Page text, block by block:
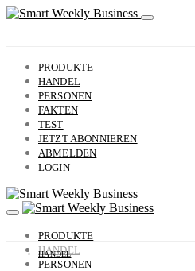
PRODUKTE
HANDEL
PERSONEN
FAKTEN
TEST
JETZT ABONNIEREN
ABMELDEN
LOGIN
PRODUKTE
HANDEL
PERSONEN
HANDEL